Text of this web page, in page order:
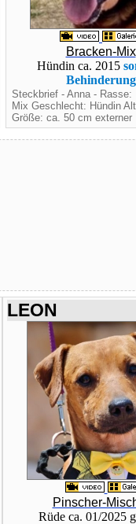
Bracken-Mix
Hündin ca. 2015
Behinderung
Steckbrief - Anna - Rasse:
Mix Geschlecht: Hündin
Größe: ca. 50 cm externer
LEON
Pinscher-
Rüde ca. 01/2025